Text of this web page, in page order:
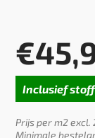
€
Inclusief
Prijs per m2 excl.
Minimale